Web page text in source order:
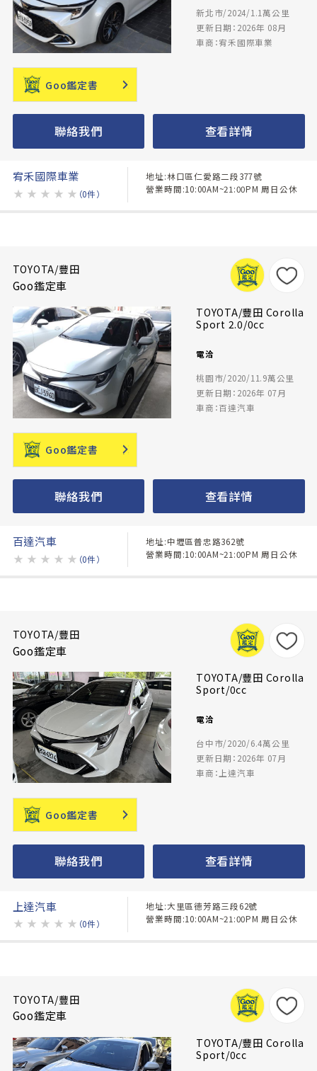
新北市/2024/1.1萬公里
更新日期：2026年 08月
車商：宥禾國際車業
Goo鑑定書
聯絡我們 查看詳情
宥禾國際車業
★ ★ ★ ★ ★ （0件）
地址:林口區仁愛路二段377號
營業時間:10:00AM~21:00PM 周日公休
TOYOTA/豐田
Goo鑑定車
TOYOTA/豐田 Corolla
Sport 2.0/0cc
電洽
桃園市/2020/11.9萬公里
更新日期：2026年 07月
車商：百達汽車
Goo鑑定書
聯絡我們 查看詳情
百達汽車
★ ★ ★ ★ ★ （0件）
地址:中壢區普忠路362號
營業時間:10:00AM~21:00PM 周日公休
TOYOTA/豐田
Goo鑑定車
TOYOTA/豐田 Corolla
Sport/0cc
電洽
台中市/2020/6.4萬公里
更新日期：2026年 07月
車商：上達汽車
Goo鑑定書
聯絡我們 查看詳情
上達汽車
★ ★ ★ ★ ★ （0件）
地址:大里區德芳路三段62號
營業時間:10:00AM~21:00PM 周日公休
TOYOTA/豐田
Goo鑑定車
TOYOTA/豐田 Corolla
Sport/0cc